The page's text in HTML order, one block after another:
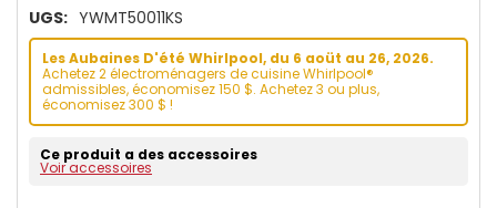
UGS: YWMT50011KS
Les Aubaines D'été Whirlpool, du 6 aoüt au 26, 2026.
Achetez 2 électroménagers de cuisine Whirlpool®
admissibles, économisez 150 $. Achetez 3 ou plus,
économisez 300 $ !
Ce produit a des accessoires
Voir accessoires